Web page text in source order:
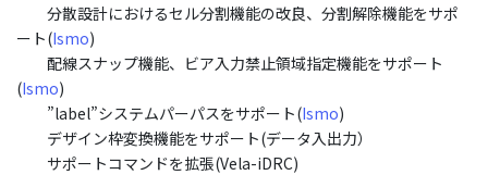
分散設計におけるセル分割機能の改良、分割解除機能をサポ
ート(Ismo)
配線スナップ機能、ビア入力禁止領域指定機能をサポート
(Ismo)
”label”システムパーパスをサポート(Ismo)
デザイン枠変換機能をサポート(データ入出力）
サポートコマンドを拡張(Vela-iDRC)